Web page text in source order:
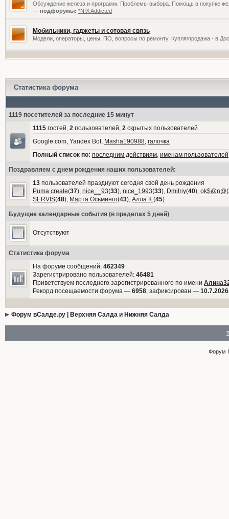
Обсуждение железа и программ. Проблемы выбора. Помощь в покупке
— подфорумы: *NIX Addicted
Мобильники, гаджеты и сотовая связь
Модели, операторы, цены, ПО, вопросы по ремонту. Купля/продажа - в
Статистика форума
1119 посетителей за последние 15 минут
1115гостей, 2пользователей, 2скрытых пользователей
Google.com, Yandex Bot, Masha190988, галочка
Полный список по: последним действиям, именам пользователей
Поздравляем с днем рождения наших пользователей:
13пользователей празднуют сегодня свой день рождения
Puma create(37), nice__93(33), nice_1993(33), Dmitriy(40), ok$@n@(
SERVIS(48), Марта Осьминог(43), Алла К.(45)
Будущие календарные события (в пределах 5 дней)
Отсутствуют
Статистика форума
На форуме сообщений: 462349
Зарегистрировано пользователей: 46481
Приветствуем последнего зарегистрированного по имени
Рекорд посещаемости форума — 6958, зафиксирован —
Форум вСалде.ру | Верхняя Салда и Нижняя Салда
Форум